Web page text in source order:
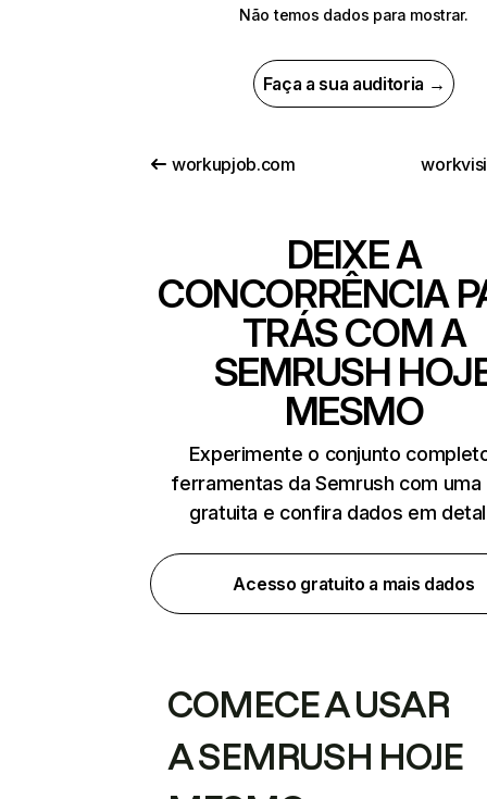
Não temos dados para mostrar.
Faça a sua auditoria →
workupjob.com
DEIXE A
CONCORRÊNCIA
TRÁS COM A
SEMRUSH
MESMO
Experimente o conjunto
ferramentas da Semrush com uma
gratuita e confira dados em
Acesso gratuito a mais dados
COMECE A USAR
A SEMRUSH HOJE